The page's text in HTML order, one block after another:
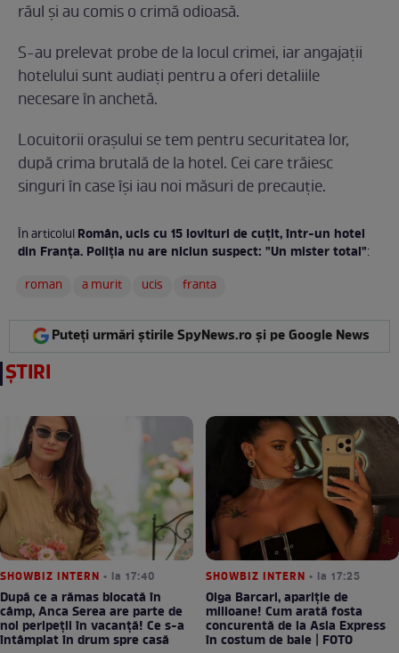
răul și au comis o crimă odioasă.
S-au prelevat probe de la locul crimei, iar angajații
hotelului sunt audiați pentru a oferi detaliile
necesare în anchetă.
Locuitorii orașului se tem pentru securitatea lor,
după crima brutală de la hotel. Cei care trăiesc
singuri în case își iau noi măsuri de precauție.
În articolulRomân, ucis cu 15 lovituri de cuțit, într-un hotel
din Franța. Poliția nu are niciun suspect: "Un mister total":
roman
a murit ucis franta
Puteți urmări știrile SpyNews.ro și pe Google News
ȘTIRI
SHOWBIZ INTERN • la 17:40
După ce a rămas blocată în
câmp, Anca Serea are parte de
noi peripeții în vacanță! Ce s-a
întâmplat în drum spre casă
SHOWBIZ INTERN • la 17:25
Olga Barcari, apariție de
milioane! Cum arată fosta
concurentă de la Asia Express
în costum de baie | FOTO